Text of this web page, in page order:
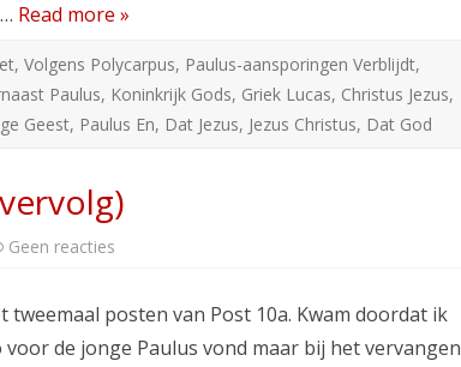
Read more »
, Volgens Polycarpus, Paulus-aansporingen Verblijdt,
Paulus, Koninkrijk Gods, Griek Lucas, Christus Jezus,
Geest, Paulus En, Dat Jezus, Jezus Christus, Dat God
Geen reacties
(vervolg)
tweemaal posten van Post 10a. Kwam doordat ik
de jonge Paulus vond maar bij het vervangen